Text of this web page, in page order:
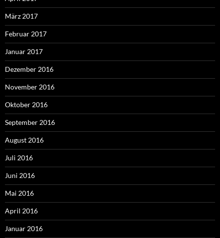
März 2017
Februar 2017
Januar 2017
Dezember 2016
November 2016
Oktober 2016
September 2016
August 2016
Juli 2016
Juni 2016
Mai 2016
April 2016
Januar 2016